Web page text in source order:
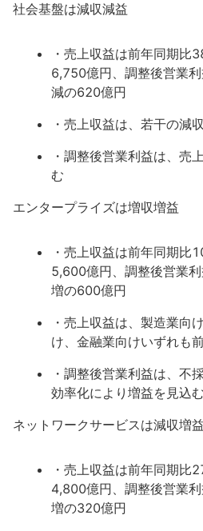
社会基盤は減収減益
・売上収益は前年同期比
6,750億円、調整後営業
減の620億円
・売上収益は、若干の減
・調整後営業利益は、売
む
エンタープライズは増収増益
・売上収益は前年同期比
5,600億円、調整後営業
増の600億円
・売上収益は、製造業向
け、金融業向けいずれも
・調整後営業利益は、不
効率化により増益を見込む
ネットワークサービスは減収増益
・売上収益は前年同期比
4,800億円、調整後営業
増の320億円